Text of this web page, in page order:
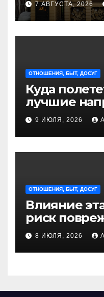
отдыха на
7 АВГУСТА, 2026
ОТНОШЕНИЯ, БЫТ, ДОСУГ
Куда
лучшие
отдыха из
Петербурга
9 ИЮЛЯ, 2026
ОТНОШЕНИЯ, БЫТ, ДОСУГ
Влияние
риск
8 ИЮЛЯ, 2026